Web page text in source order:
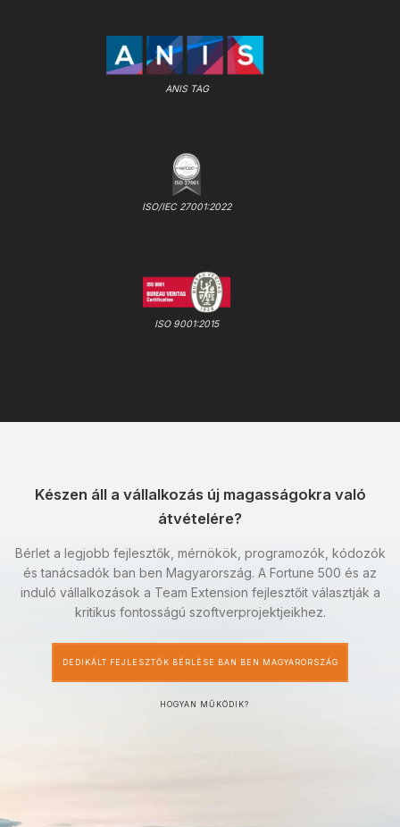
ANIS TAG
ISO/IEC 27001:2022
ISO 9001:2015
Készen áll a vállalkozás új magasságokra való
átvételére?
Bérlet a legjobb fejlesztők, mérnökök, programozók, kódozók
és tanácsadók ban ben Magyarország. A Fortune 500 és az
induló vállalkozások a Team Extension fejlesztőit választják a
kritikus fontosságú szoftverprojektjeikhez.
DEDIKÁLT FEJLESZTŐK BÉRLÉSE BAN BEN MAGYARORSZÁG
HOGYAN MŰKÖDIK?